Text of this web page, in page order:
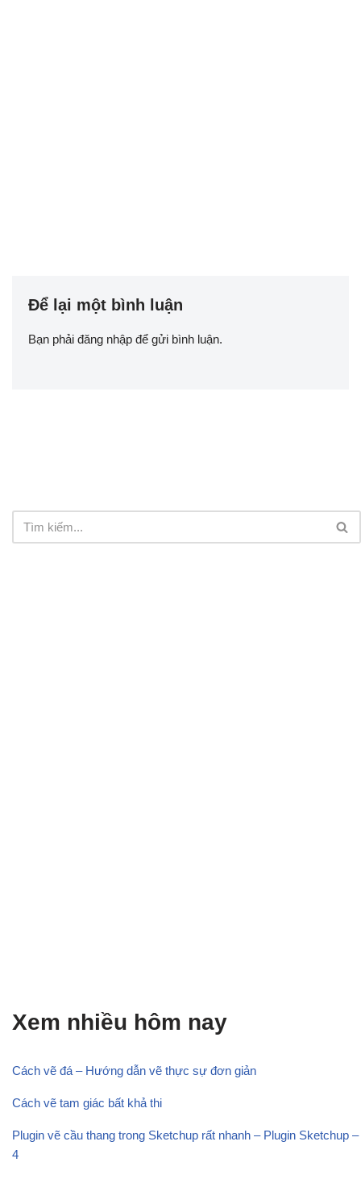
Để lại một bình luận
Bạn phải đăng nhập để gửi bình luận.
Xem nhiều hôm nay
Cách vẽ đá – Hướng dẫn vẽ thực sự đơn giản
Cách vẽ tam giác bất khả thi
Plugin vẽ cầu thang trong Sketchup rất nhanh – Plugin Sketchup –
4